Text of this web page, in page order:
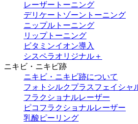
レーザートーニング
デリケートゾーントーニング
ニップルトーニング
リップトーニング
ビタミンイオン導入
シスペラオリジナル＋
ニキビ・ニキビ跡
ニキビ・ニキビ跡について
フォトシルクプラスフェイシャ
フラクショナルレーザー
ピコフラクショナルレーザー
乳酸ピーリング